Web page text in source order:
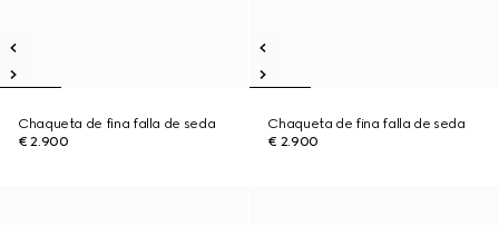
Chaqueta de fina falla de seda
€ 2.900
Chaqueta de fina falla de seda
€ 2.900